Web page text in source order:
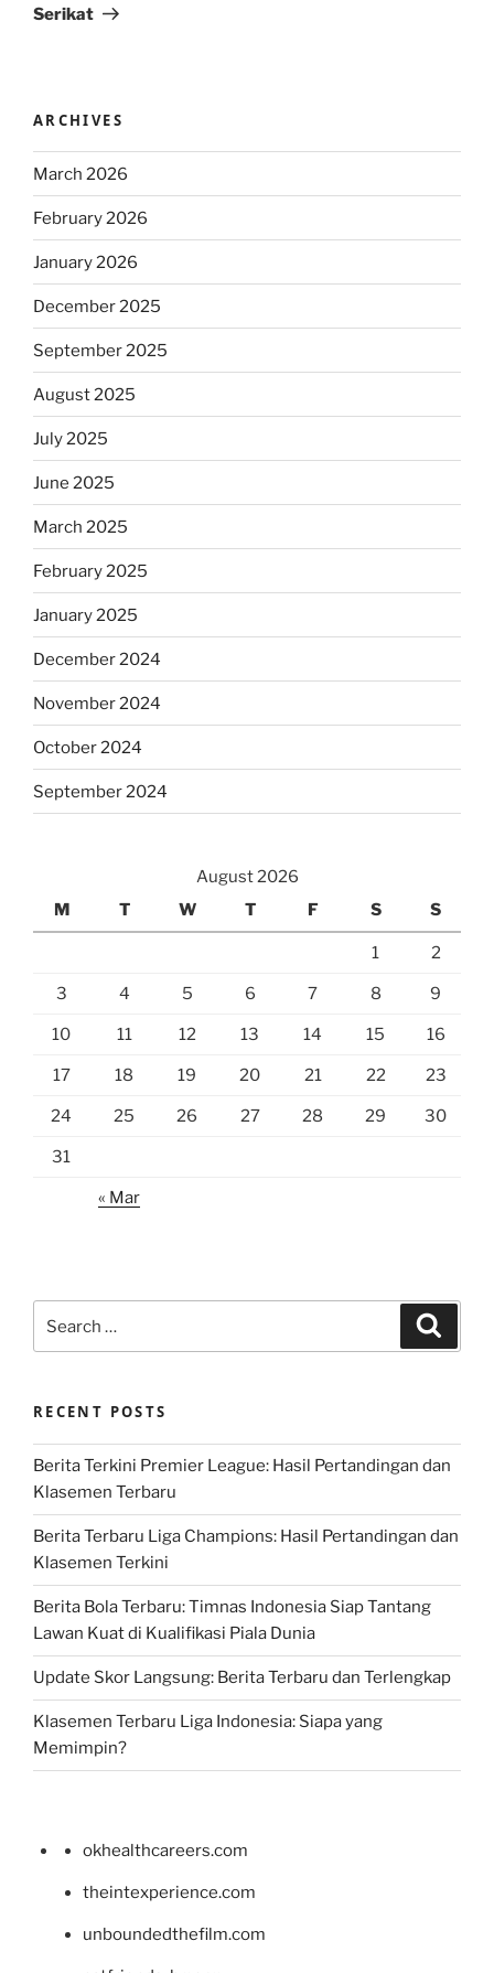
Serikat
ARCHIVES
March 2026
February 2026
January 2026
December 2025
September 2025
August 2025
July 2025
June 2025
March 2025
February 2025
January 2025
December 2024
November 2024
October 2024
September 2024
August 2026
M
T W T F S S
1 2
3 4 5 6 7 8 9
10 11 12 13 14 15 16
17 18 19 20 21 22 23
24 25 26 27 28 29 30
31
« Mar
for:
RECENT POSTS
Berita Terkini Premier League: Hasil Pertandingan dan
Klasemen Terbaru
Berita Terbaru Liga Champions: Hasil Pertandingan dan
Klasemen Terkini
Berita Bola Terbaru: Timnas Indonesia Siap Tantang
Lawan Kuat di Kualifikasi Piala Dunia
Update Skor Langsung: Berita Terbaru dan Terlengkap
Klasemen Terbaru Liga Indonesia: Siapa yang
Memimpin?
okhealthcareers.com
theintexperience.com
unboundedthefilm.com